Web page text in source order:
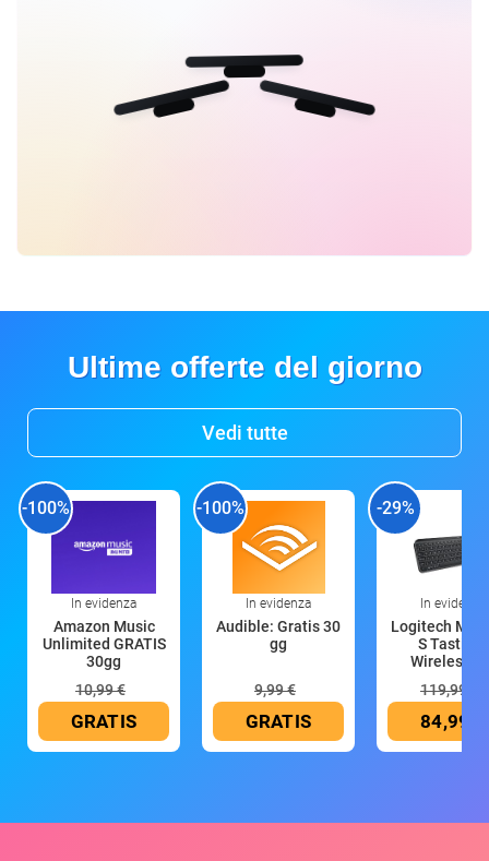
Ultime offerte del giorno
Vedi tutte
-100%
In evidenza
Amazon Music
Unlimited GRATIS
30gg
10,99 €
GRATIS
-100%
In evidenza
Audible: Gratis 30
gg
9,99 €
GRATIS
-29%
In evidenza
Logitech MX
S Tastiera
Wireless
119,99 €
84,99 €